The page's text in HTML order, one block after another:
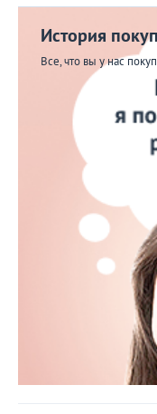
История
Все, что вы у нас